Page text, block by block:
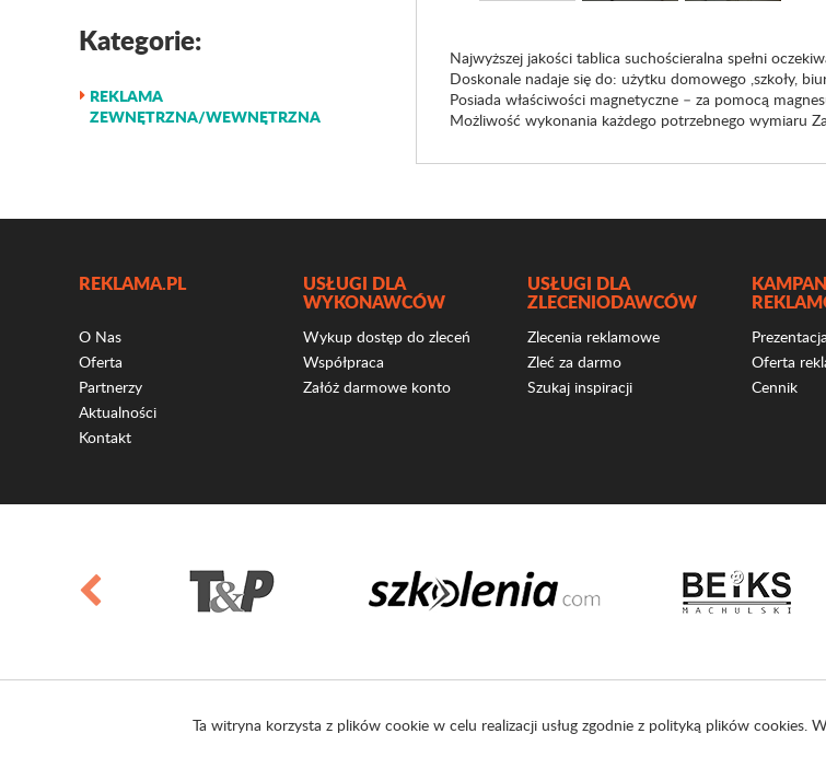
Kategorie:
REKLAMA
ZEWNĘTRZNA/WEWNĘTRZNA
Najwyższej jakości tablica suchościeralna spełni
Doskonale nadaje się do: użytku domowego ,szkoły,
Posiada właściwości magnetyczne – za pomocą
Możliwość wykonania każdego potrzebnego wymiaru
REKLAMA.PL
O Nas
Oferta
Partnerzy
Aktualności
Kontakt
USŁUGI DLA
WYKONAWCÓW
Wykup dostęp do zleceń
Współpraca
Załóż darmowe konto
USŁUGI DLA
ZLECENIODAWCÓW
Zlecenia reklamowe
Zleć za darmo
Szukaj inspiracji
Oferta
Cennik
Ta witryna korzysta z plików cookie w celu realizacji usług zgodnie z polityką plików cookies.